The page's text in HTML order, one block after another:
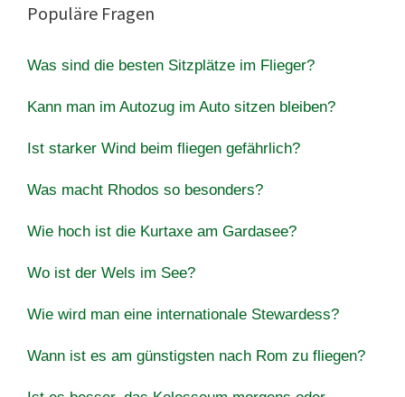
Populäre Fragen
Was sind die besten Sitzplätze im Flieger?
Kann man im Autozug im Auto sitzen bleiben?
Ist starker Wind beim fliegen gefährlich?
Was macht Rhodos so besonders?
Wie hoch ist die Kurtaxe am Gardasee?
Wo ist der Wels im See?
Wie wird man eine internationale Stewardess?
Wann ist es am günstigsten nach Rom zu fliegen?